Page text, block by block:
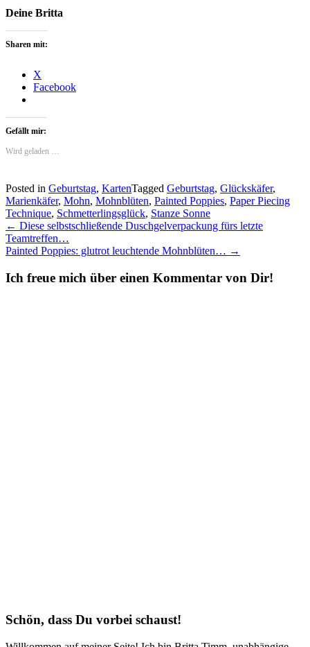
Deine Britta
Sharen mit:
X
Facebook
Gefällt mir:
Wird geladen …
Posted in Geburtstag, KartenTagged Geburtstag, Glückskäfer,
Marienkäfer, Mohn, Mohnblüten, Painted Poppies, Paper Piecing
Technique, Schmetterlingsglück, Stanze Sonne
Post
navigation
← Diese selbstschließende Duschgelverpackung fürs letzte
Teamtreffen…
Painted Poppies: glutrot leuchtende Mohnblüten… →
Ich freue mich über einen Kommentar von Dir!
Schön, dass Du vorbei schaust!